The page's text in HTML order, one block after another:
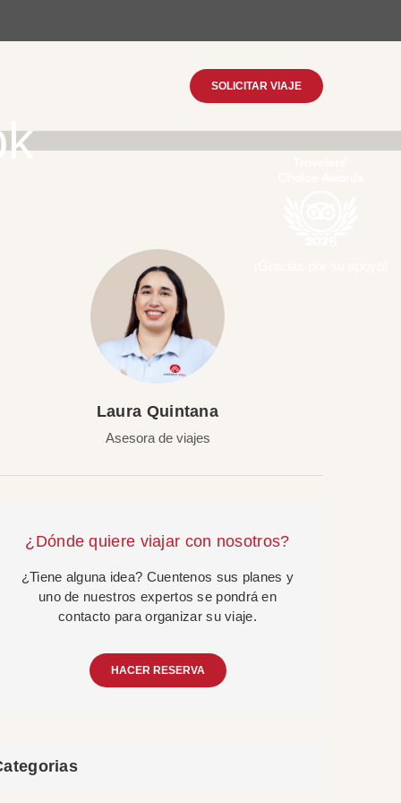
SOLICITAR VIAJE
Laura Quintana
Asesora de viajes
¿Dónde quiere viajar con nosotros?
¿Tiene alguna idea? Cuentenos sus planes y
uno de nuestros expertos se pondrá en
contacto para organizar su viaje.
HACER RESERVA